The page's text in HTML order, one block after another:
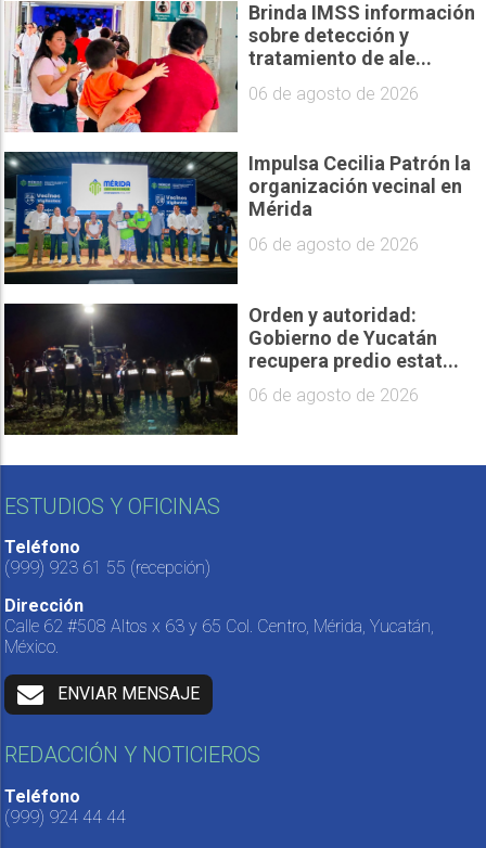
Brinda IMSS información
sobre detección y
tratamiento de ale...
06 de agosto de 2026
Impulsa Cecilia Patrón la
organización vecinal en
Mérida
06 de agosto de 2026
Orden y autoridad:
Gobierno de Yucatán
recupera predio estat...
06 de agosto de 2026
ESTUDIOS Y OFICINAS
Teléfono
(999) 923 61 55 (recepción)
Dirección
Calle 62 #508 Altos x 63 y 65 Col. Centro, Mérida, Yucatán,
México.
ENVIAR MENSAJE
REDACCIÓN Y NOTICIEROS
Teléfono
(999) 924 44 44